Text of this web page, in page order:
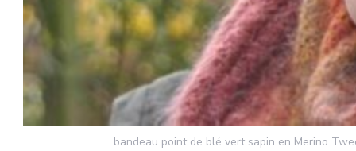
bandeau point de blé vert sapin en Merino